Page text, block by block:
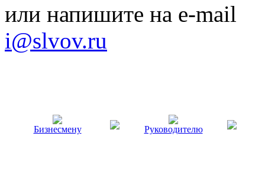
или напишите на e-mail
i@slvov.ru
Бизнесмену Руководителю